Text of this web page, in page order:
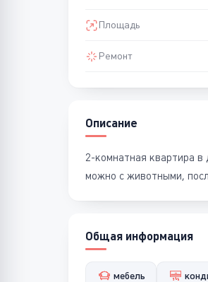
Площадь
Ремонт
Описание
2-комнатная квартира
можно с животными,
Общая информация
мебель